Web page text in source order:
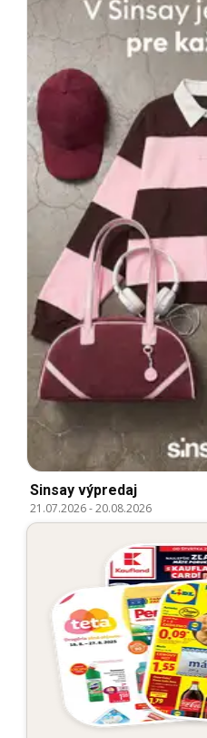
Sinsay výpredaj
21.07.2026-20.08.2026